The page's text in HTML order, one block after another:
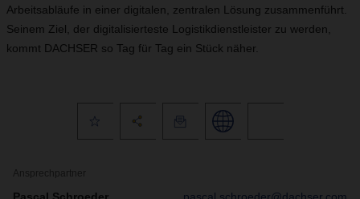
Arbeitsabläufe in einer digitalen, zentralen Lösung zusammenführt.
Seinem Ziel, der digitalisierteste Logistikdienstleister zu werden,
kommt DACHSER so Tag für Tag ein Stück näher.
Ansprechpartner